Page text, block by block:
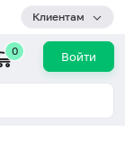
Клиентам
0 Войти